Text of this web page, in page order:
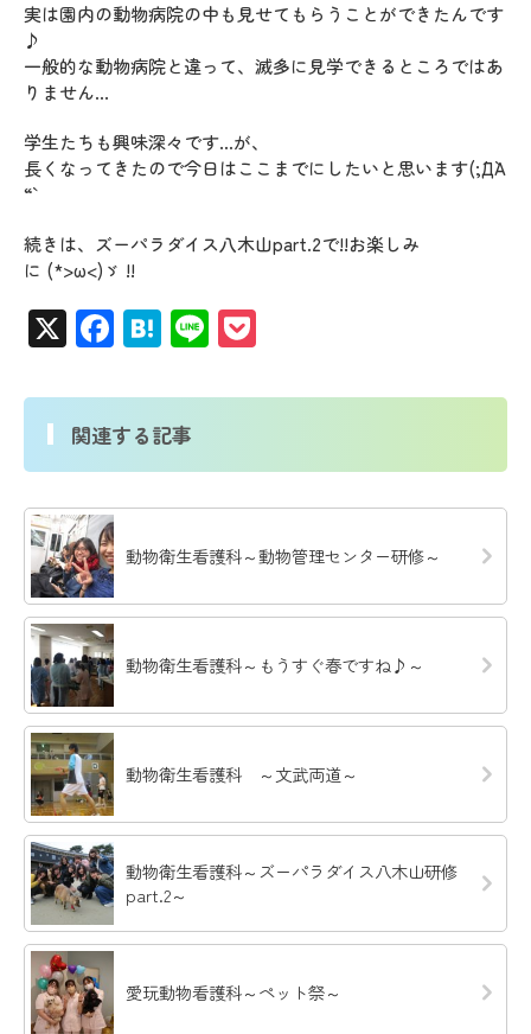
実は園内の動物病院の中も見せてもらうことができたんです
♪
一般的な動物病院と違って、滅多に見学できるところではあ
りません…
学生たちも興味深々です…が、
長くなってきたので今日はここまでにしたいと思います(;´Д`A
“`
続きは、ズーパラダイス八木山part.2で!!お楽しみ
に (*>ω<)ゞ !!
X Facebook
Hatena
Line
関連する記事
動物衛生看護科～動物管理センター研修～
動物衛生看護科～もうすぐ春ですね♪～
動物衛生看護科 ～文武両道～
動物衛生看護科～ズーパラダイス八木山研修
part.2～
愛玩動物看護科～ペット祭～